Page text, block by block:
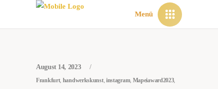
Menü
August 14, 2023
Frankfurt, handwerkskunst, instagram, Mapeiaward2023,